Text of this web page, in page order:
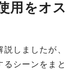
用をオス
しましたが、
るシーンをまと